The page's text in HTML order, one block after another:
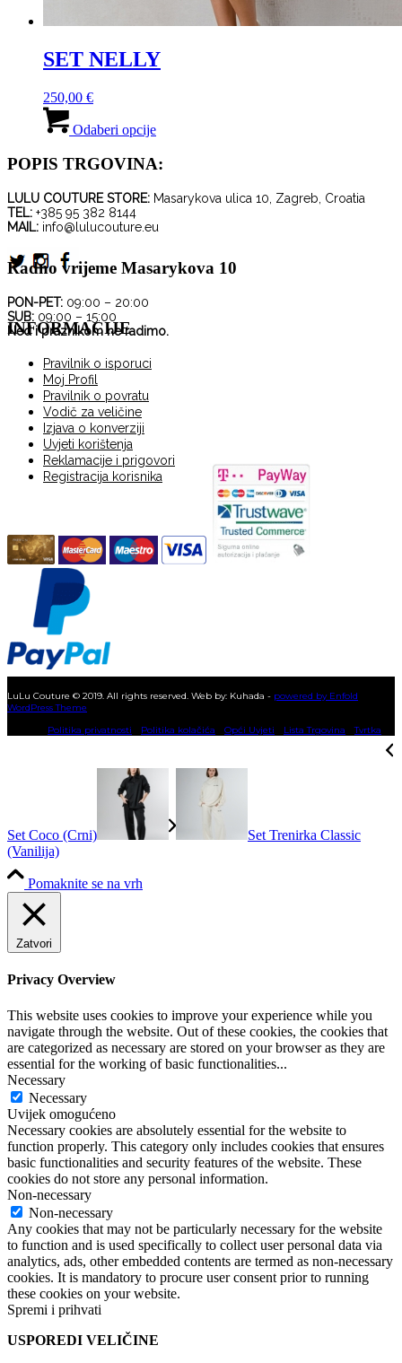
SET NELLY
250,00 €
Odaberi opcijeproizvod
više
Opcije
mogu
stranici
POPIS TRGOVINA:
LULU COUTURE STORE: Masarykova ulica 10, Zagreb, Croatia
TEL: +385 95 382 8144
MAIL: info@lulucouture.eu
Radno vrijeme Masarykova 10
PON-PET: 09:00 – 20:00
SUB: 09:00 – 15:00
Ned i praznikom ne radimo.
INFORMACIJE
Pravilnik o isporuci
Moj Profil
Pravilnik o povratu
Vodič za veličine
Izjava o konverziji
Uvjeti korištenja
Reklamacije i prigovori
Registracija korisnika
KUPNJA NA RATE
LuLu Couture © 2019. All rights reserved. Web by: Kuhada - powered by Enfold
WordPress Theme
Politika privatnosti
Politika kolačića Opći Uvjeti Lista Trgovina Tvrtka
Set Coco (Crni)
Set Trenirka Classic
(Vanilija)
Pomaknite se na vrh
Zatvori
Privacy Overview
This website uses cookies to improve your experience while you
navigate through the website. Out of these cookies, the cookies that
are categorized as necessary are stored on your browser as they are
essential for the working of basic functionalities...
Necessary
Necessary
Uvijek omogućeno
Necessary cookies are absolutely essential for the website to
function properly. This category only includes cookies that ensures
basic functionalities and security features of the website. These
cookies do not store any personal information.
Non-necessary
Non-necessary
Any cookies that may not be particularly necessary for the website
to function and is used specifically to collect user personal data via
analytics, ads, other embedded contents are termed as non-necessary
cookies. It is mandatory to procure user consent prior to running
these cookies on your website.
Spremi i prihvati
USPOREDI VELIČINE